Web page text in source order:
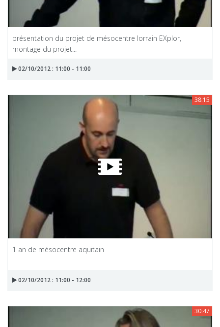
présentation du projet de mésocentre lorrain EXplor,
montage du projet...
02/10/2012 : 11:00 - 11:00
38:15
1 an de mésocentre aquitain
02/10/2012 : 11:00 - 12:00
30:47